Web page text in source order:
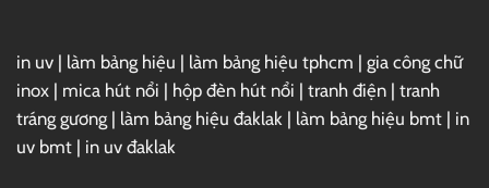
in uv | làm bảng hiệu | làm bảng hiệu tphcm | gia công chữ
inox | mica hút nổi | hộp đèn hút nổi | tranh điện | tranh
tráng gương | làm bảng hiệu đaklak | làm bảng hiệu bmt | in
uv bmt | in uv đaklak